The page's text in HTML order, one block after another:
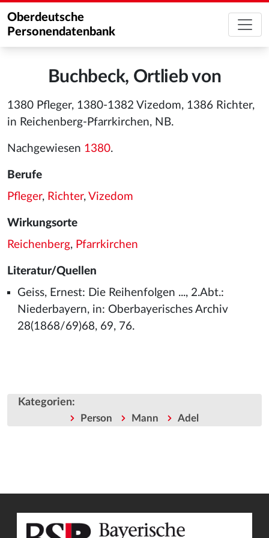
Oberdeutsche
Personendatenbank
Buchbeck, Ortlieb von
1380 Pfleger, 1380-1382 Vizedom, 1386 Richter,
in Reichenberg-Pfarrkirchen, NB.
Nachgewiesen 1380.
Berufe
Pfleger, Richter, Vizedom
Wirkungsorte
Reichenberg, Pfarrkirchen
Literatur/Quellen
Geiss, Ernest: Die Reihenfolgen ..., 2.Abt.:
Niederbayern, in: Oberbayerisches Archiv
28(1868/69)68, 69, 76.
Kategorien:
Person Mann Adel